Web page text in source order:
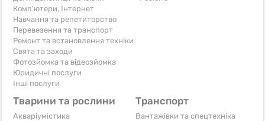
Комп'ютери, Інтернет
Навчання та репетиторство
Перевезення та транспорт
Ремонт та встановлення техніки
Свята та заходи
Фотозйомка та відеозйомка
Юридичні послуги
Інші послуги
Тварини та рослини
Акваріумістика
Транспорт
Вантажівки та спецтехніка